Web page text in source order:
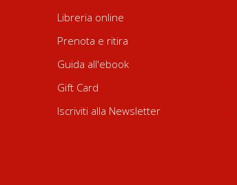
Libreria online
Prenota e ritira
Guida all'ebook
Gift Card
Iscriviti alla Newsletter